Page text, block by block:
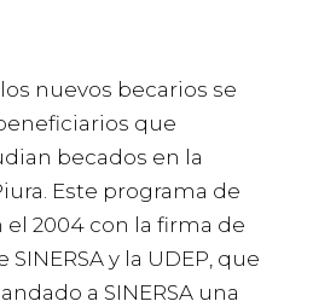
nuevos becarios se
que
becados en la
Este programa de
2004 con la firma de
y la UDEP, que
a SINERSA una